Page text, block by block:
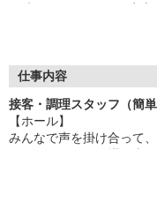
セルフオーダー＆会計
◆食事補助あり
◆給与前払いあり
⇒今月ピンチで！という
◆社員登用あり
⇒ゆくゆくは社員として
仕事内容
接客・調理スタッフ（簡
【ホール】
みんなで声を掛け合って
セルフオーダー、セルフ